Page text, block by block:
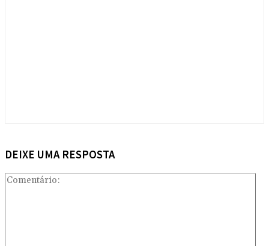
DEIXE UMA RESPOSTA